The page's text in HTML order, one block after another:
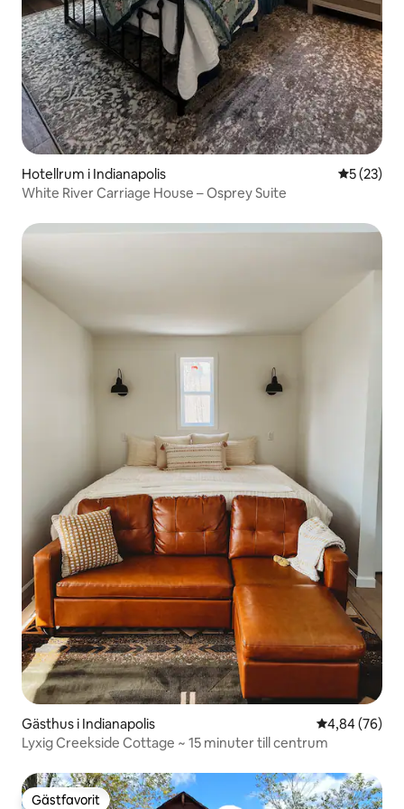
Hotellrum i Indianapolis 5 av 5 i
5 (23)
White River Carriage House – Osprey Suite
Gästhus i Indianapolis 4,84 av 5 i
4,84 (76)
Lyxig Creekside Cottage ~ 15 minuter till centrum
Gästfavorit